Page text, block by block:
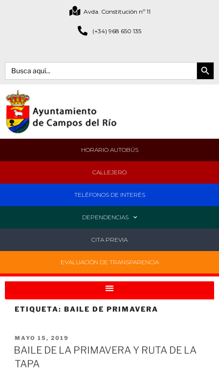
Avda. Constitución nº 11
(+34) 968 650 135
Buscar: Botón de
HORARIO AUTOBÚS
CALLEJERO
TELÉFONOS DE INTERÉS
DEPENDENCIAS
CITA PREVIA
EVALUACIÓN DE TRANSPARENCIA
ETIQUETA: BAILE DE PRIMAVERA
MAYO 15, 2019
BAILE DE LA PRIMAVERA Y RUTA DE LA
TAPA